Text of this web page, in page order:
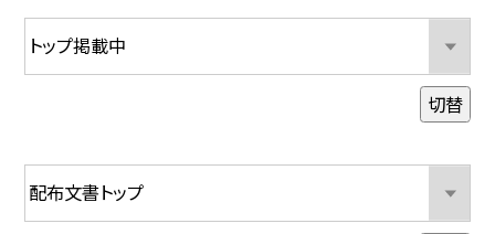
切替